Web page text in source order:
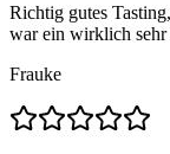
Richtig gutes
war ein wirklich sehr
Frauke